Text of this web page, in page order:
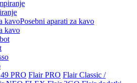
Posebni aparati za kavo
PRO Flair PRO Flair Classic /